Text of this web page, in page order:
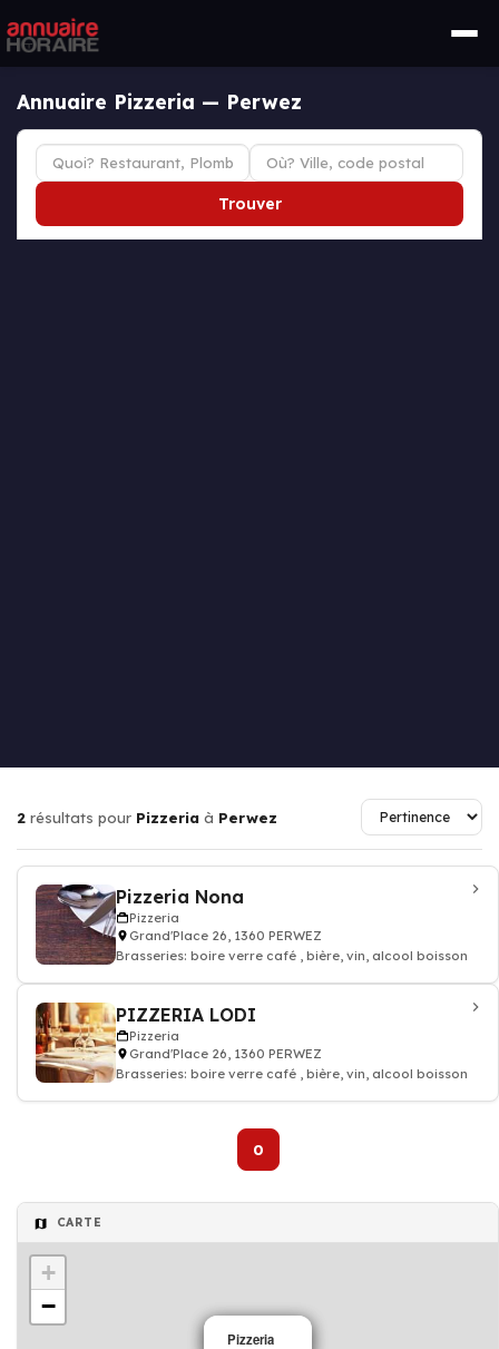
Annuaire Pizzeria — Perwez
Trouver
2 résultats pour Pizzeria à Perwez
Pizzeria Nona
Pizzeria
Grand'Place 26, 1360 PERWEZ
Brasseries: boire verre café , bière, vin, alcool boisson
PIZZERIA LODI
Pizzeria
Grand'Place 26, 1360 PERWEZ
Brasseries: boire verre café , bière, vin, alcool boisson
0
CARTE
Pizzeria
Pizzeria
+
−